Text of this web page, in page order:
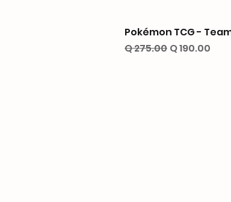
Pokémon TCG -
Precio
Q 275.00 Precio de
Q 190.00